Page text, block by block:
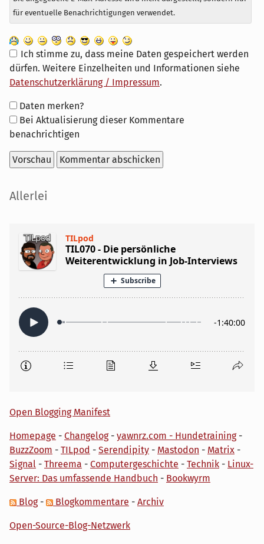
für eventuelle Benachrichtigungen verwendet.
Ich stimme zu, dass meine Daten gespeichert werden
dürfen. Weitere Einzelheiten und Informationen siehe
Datenschutzerklärung / Impressum.
Formular-
Optionen
Daten merken?
Bei Aktualisierung dieser Kommentare
benachrichtigen
Seitenleiste
Allerlei
Open Blogging Manifest
Homepage - Changelog- yawnrz.com - Hundetraining-
BuzzZoom - TILpod - Serendipity - Mastodon - Matrix -
Signal - Threema - Computergeschichte - Technik - Linux-
Server: Das umfassende Handbuch - Bookwyrm
Blog- Blogkommentare - Archiv
Open-Source-Blog-Netzwerk